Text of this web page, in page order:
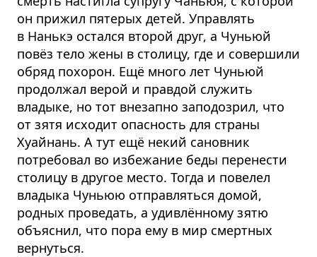
он прижил пятерых детей. Управлять
в Нанькэ остался второй друг, а Чуньюй
повёз тело жены в столицу, где и совершили
обряд похорон. Ещё много лет Чуньюй
продолжал верой и правдой служить
владыке, но тот внезапно заподозрил, что
от зятя исходит опасность для страны
Хуайнань. А тут ещё некий сановник
потребовал во избежание беды перенести
столицу в другое место. Тогда и повелел
владыка Чуньюю отправляться домой,
родных проведать, а удивлённому зятю
объяснил, что пора ему в мир смертных
вернуться.